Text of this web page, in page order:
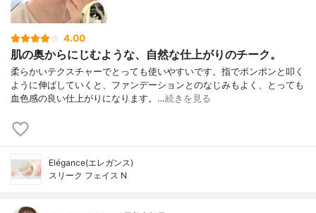
4.00
肌の奥からにじむような、自然な仕上がりのチーク。
柔らかいテクスチャーでとっても使いやすいです。指でポンポンと叩く
ように伸ばしていくと、ファンデーションとのなじみもよく、とっても
血色感の良い仕上がりになります。…続きを見る
Elégance(エレガンス)
スリーク フェイス N